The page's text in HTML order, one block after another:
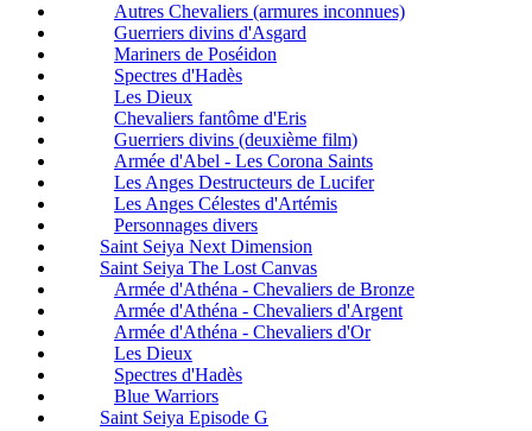
Autres Chevaliers (armures inconnues)
Guerriers divins d'Asgard
Mariners de Poséidon
Spectres d'Hadès
Les Dieux
Chevaliers fantôme d'Eris
Guerriers divins (deuxième film)
Armée d'Abel - Les Corona Saints
Les Anges Destructeurs de Lucifer
Les Anges Célestes d'Artémis
Personnages divers
Saint Seiya Next Dimension
Saint Seiya The Lost Canvas
Armée d'Athéna - Chevaliers de Bronze
Armée d'Athéna - Chevaliers d'Argent
Armée d'Athéna - Chevaliers d'Or
Les Dieux
Spectres d'Hadès
Blue Warriors
Saint Seiya Episode G